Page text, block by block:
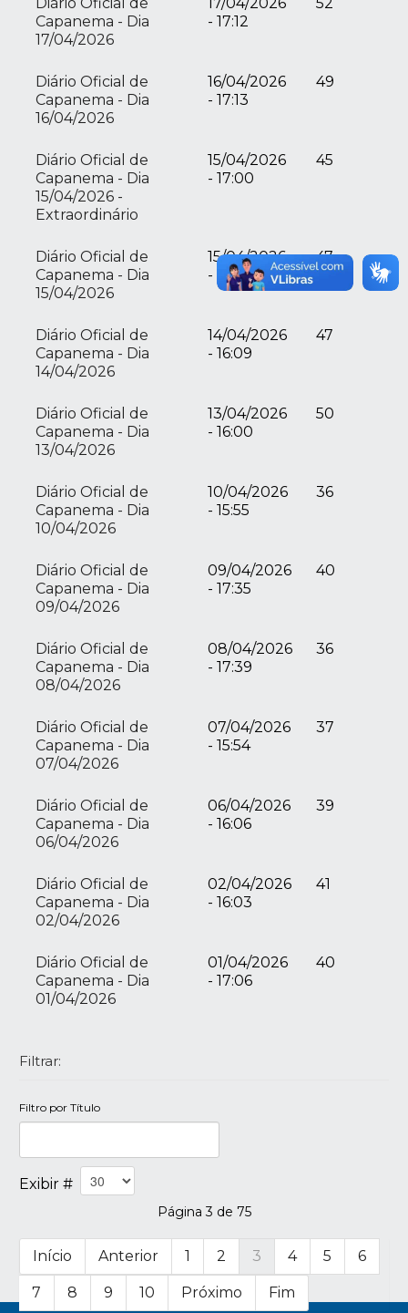
Capanema - Dia
17/04/2026
- 17:12
Diário Oficial de
Capanema - Dia
16/04/2026
16/04/2026
- 17:13
49
Diário Oficial de
Capanema - Dia
15/04/2026 -
Extraordinário
15/04/2026
- 17:00
45
Diário Oficial de
Capanema - Dia
15/04/2026
15/04/2026
- 07:56
47
Diário Oficial de
Capanema - Dia
14/04/2026
14/04/2026
- 16:09
47
Diário Oficial de
Capanema - Dia
13/04/2026
13/04/2026
- 16:00
50
Diário Oficial de
Capanema - Dia
10/04/2026
10/04/2026
- 15:55
36
Diário Oficial de
Capanema - Dia
09/04/2026
09/04/2026
- 17:35
40
Diário Oficial de
Capanema - Dia
08/04/2026
08/04/2026
- 17:39
36
Diário Oficial de
Capanema - Dia
07/04/2026
07/04/2026
- 15:54
37
Diário Oficial de
Capanema - Dia
06/04/2026
06/04/2026
- 16:06
39
Diário Oficial de
Capanema - Dia
02/04/2026
02/04/2026
- 16:03
41
Diário Oficial de
Capanema - Dia
01/04/2026
01/04/2026
- 17:06
40
Filtrar:
Filtro por Título
Exibir #
Página 3 de 75
Início Anterior 1 2 3 4 5 6
7 8 9 10 Próximo Fim